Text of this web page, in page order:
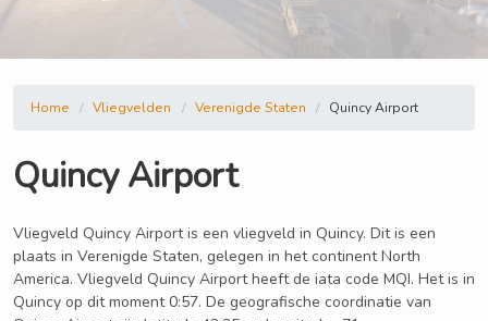
Home Vliegvelden Verenigde Staten Quincy Airport
Quincy Airport
Vliegveld Quincy Airport is een vliegveld in Quincy. Dit is een
plaats in Verenigde Staten, gelegen in het continent North
America. Vliegveld Quincy Airport heeft de iata code MQI. Het is in
Quincy op dit moment 0:57. De geografische coordinatie van